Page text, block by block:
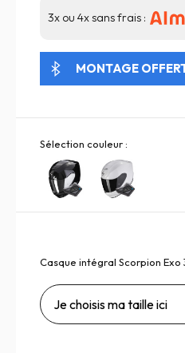
3x ou 4x sans frais :
MONTAGE
Sélection couleur :
Casque intégral Scorpion Exo
Je choisis ma taille ici